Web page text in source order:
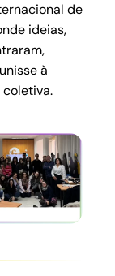
de
ideias,
à